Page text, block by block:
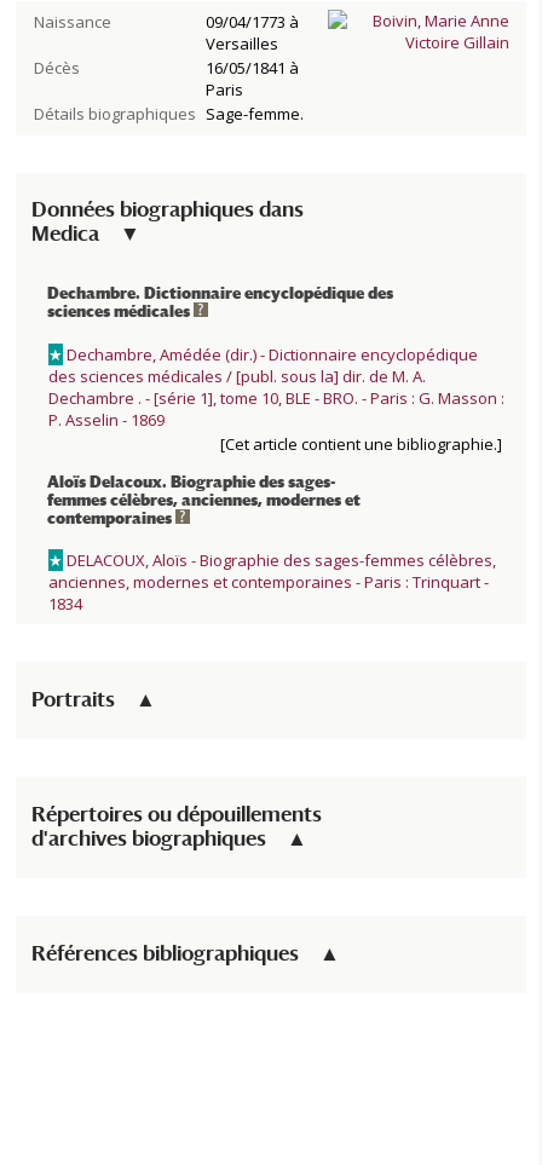
Naissance
09/04/1773 à
Versailles
Décès
16/05/1841 à
Paris
Détails biographiques Sage-femme.
Données biographiques dans
Medica
Dechambre. Dictionnaire encyclopédique des
sciences médicales
★ Dechambre, Amédée (dir.) - Dictionnaire encyclopédique
des sciences médicales / [publ. sous la] dir. de M. A.
Dechambre . - [série 1], tome 10, BLE - BRO. - Paris : G. Masson :
P. Asselin - 1869
[Cet article contient une bibliographie.]
Aloïs Delacoux. Biographie des sages-
femmes célèbres, anciennes, modernes et
contemporaines
★ DELACOUX, Aloïs - Biographie des sages-femmes célèbres,
anciennes, modernes et contemporaines - Paris : Trinquart -
1834
Portraits
Répertoires ou dépouillements
d'archives biographiques
Références bibliographiques